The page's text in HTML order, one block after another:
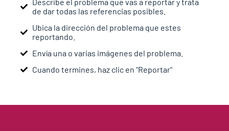
de dar todas las referencias posibles.
Ubica la dirección del problema que estes
reportando.
Envía una o varias imágenes del problema.
Cuando termines, haz clic en "Reportar"